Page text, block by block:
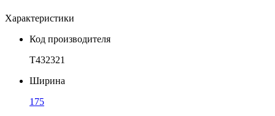
Характеристики
Код производителя
T432321
Ширина
175